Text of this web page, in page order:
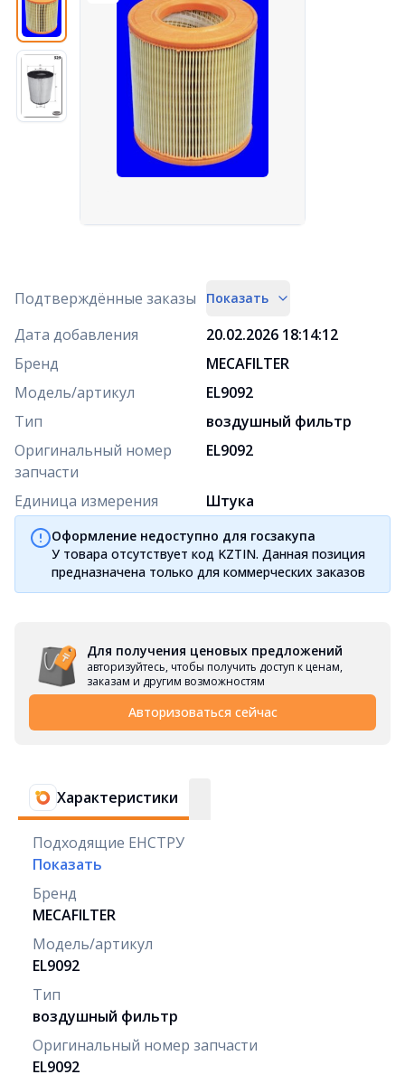
Подтверждённые заказы Показать
Дата добавления
20.02.2026 18:14:12
Бренд
MECAFILTER
Модель/артикул
EL9092
Тип
воздушный фильтр
Оригинальный номер
запчасти
EL9092
Единица измерения Штука
Оформление недоступно для госзакупа
У товара отсутствует код KZTIN. Данная позиция
предназначена только для коммерческих заказов
Для получения ценовых предложений
авторизуйтесь, чтобы получить доступ к ценам,
заказам и другим возможностям
Авторизоваться сейчас
Характеристики
Подходящие ЕНСТРУ
Показать
Бренд
MECAFILTER
Модель/артикул
EL9092
Тип
воздушный фильтр
Оригинальный номер запчасти
EL9092